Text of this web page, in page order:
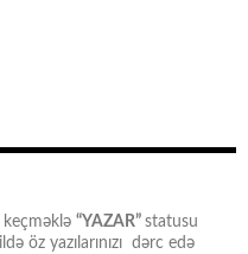
keçməklə “YAZAR” statusu
öz yazılarınızı dərc edə